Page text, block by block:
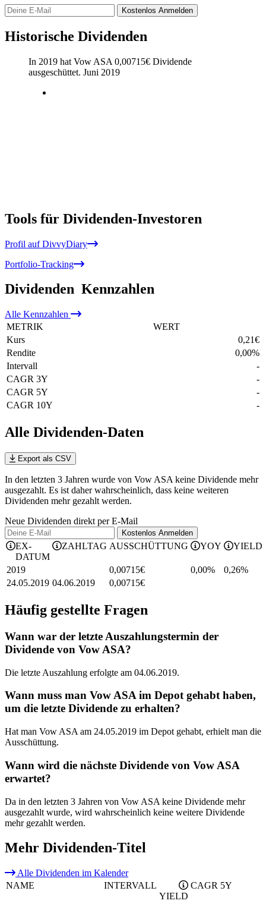
Kostenlos Anmelden
Historische Dividenden
In 2019 hat Vow ASA 0,00715€ Dividende
ausgeschüttet. Juni 2019
Tools für Dividenden-Investoren
Profil auf DivvyDiary
Portfolio-Tracking
Dividenden Kennzahlen
Alle Kennzahlen
METRIK
WERT
Kurs
0,21€
Rendite
0,00%
Intervall
-
CAGR 3Y
-
CAGR 5Y
-
CAGR 10Y
-
Alle Dividenden-Daten
Export als CSV
In den letzten 3 Jahren wurde von Vow ASA keine Dividende mehr
ausgezahlt. Es ist daher wahrscheinlich, dass keine weiteren
Dividenden mehr gezahlt werden.
Neue Dividenden direkt per E-Mail
Kostenlos Anmelden
EX-
DATUM
ZAHLTAG AUSSCHÜTTUNG YOY YIELD
2019 0,00715€ 0,00% 0,26%
24.05.2019 04.06.2019 0,00715€
Häufig gestellte Fragen
Wann war der letzte Auszahlungstermin der
Dividende von Vow ASA?
Die letzte Auszahlung erfolgte am 04.06.2019.
Wann muss man Vow ASA im Depot gehabt haben,
um die letzte Dividende zu erhalten?
Hat man Vow ASA am 24.05.2019 im Depot gehabt, erhielt man die
Ausschüttung.
Wann wird die nächste Dividende von Vow ASA
erwartet?
Da in den letzten 3 Jahren von Vow ASA keine Dividende mehr
ausgezahlt wurde, wird wahrscheinlich keine weitere Dividende
mehr gezahlt werden.
Mehr Dividenden-Titel
Alle Dividenden im Kalender
NAME
INTERVALL
YIELD
CAGR 5Y